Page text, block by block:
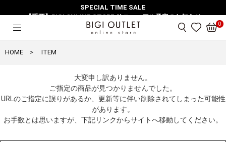
SPECIAL TIME SALE
【重要】BIGI ONLINE STORE リニューアル予定のお知らせ
0
HOME ITEM
大変申し訳ありません。
ご指定の商品が見つかりませんでした。
URLのご指定に誤りがあるか、更新等に伴い削除されてしまった可能性
があります。
お手数とは思いますが、下記リンクからサイトへ移動してください。